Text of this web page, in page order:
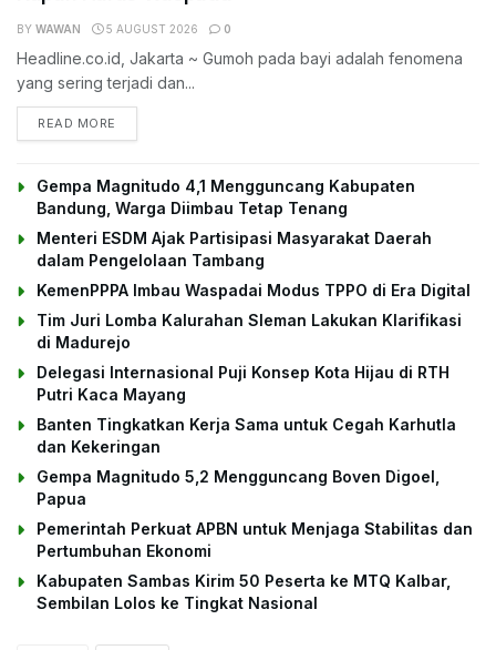
BY WAWAN 5 AUGUST 2026 0
Headline.co.id, Jakarta ~ Gumoh pada bayi adalah fenomena
yang sering terjadi dan...
READ MORE
Gempa Magnitudo 4,1 Mengguncang Kabupaten
Bandung, Warga Diimbau Tetap Tenang
Menteri ESDM Ajak Partisipasi Masyarakat Daerah
dalam Pengelolaan Tambang
KemenPPPA Imbau Waspadai Modus TPPO di Era Digital
Tim Juri Lomba Kalurahan Sleman Lakukan Klarifikasi
di Madurejo
Delegasi Internasional Puji Konsep Kota Hijau di RTH
Putri Kaca Mayang
Banten Tingkatkan Kerja Sama untuk Cegah Karhutla
dan Kekeringan
Gempa Magnitudo 5,2 Mengguncang Boven Digoel,
Papua
Pemerintah Perkuat APBN untuk Menjaga Stabilitas dan
Pertumbuhan Ekonomi
Kabupaten Sambas Kirim 50 Peserta ke MTQ Kalbar,
Sembilan Lolos ke Tingkat Nasional